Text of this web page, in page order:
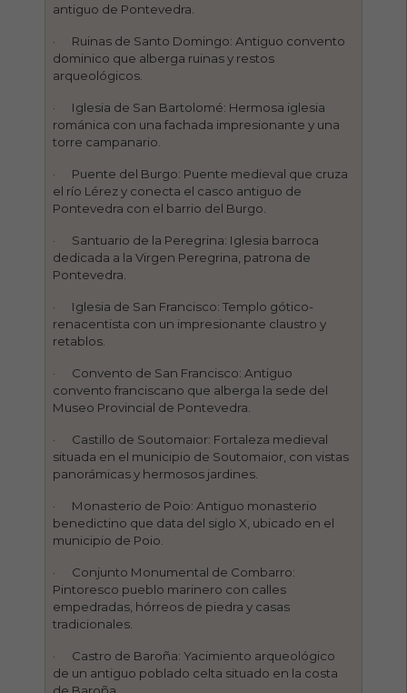
antiguo de Pontevedra.
· Ruinas de Santo Domingo: Antiguo convento
dominico que alberga ruinas y restos
arqueológicos.
· Iglesia de San Bartolomé: Hermosa iglesia
románica con una fachada impresionante y una
torre campanario.
· Puente del Burgo: Puente medieval que cruza
el río Lérez y conecta el casco antiguo de
Pontevedra con el barrio del Burgo.
· Santuario de la Peregrina: Iglesia barroca
dedicada a la Virgen Peregrina, patrona de
Pontevedra.
· Iglesia de San Francisco: Templo gótico-
renacentista con un impresionante claustro y
retablos.
· Convento de San Francisco: Antiguo
convento franciscano que alberga la sede del
Museo Provincial de Pontevedra.
· Castillo de Soutomaior: Fortaleza medieval
situada en el municipio de Soutomaior, con vistas
panorámicas y hermosos jardines.
· Monasterio de Poio: Antiguo monasterio
benedictino que data del siglo X, ubicado en el
municipio de Poio.
· Conjunto Monumental de Combarro:
Pintoresco pueblo marinero con calles
empedradas, hórreos de piedra y casas
tradicionales.
· Castro de Baroña: Yacimiento arqueológico
de un antiguo poblado celta situado en la costa